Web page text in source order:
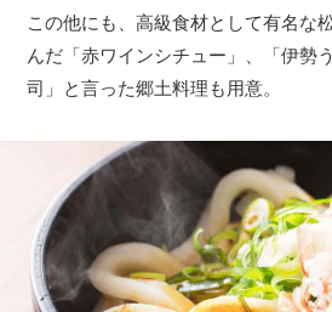
この他にも、高級食材として有名な
んだ「赤ワインシチュー」、「伊勢
司」と言った郷土料理も用意。